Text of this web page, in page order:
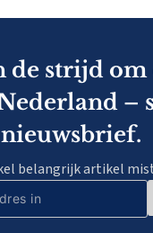
de strijd om
–
belangrijk artikel